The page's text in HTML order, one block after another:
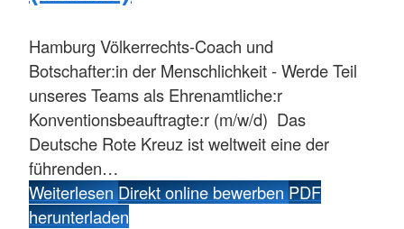
Hamburg Völkerrechts-Coach und
Botschafter:in der Menschlichkeit - Werde Teil
unseres Teams als Ehrenamtliche:r
Konventionsbeauftragte:r (m/w/d) Das
Deutsche Rote Kreuz ist weltweit eine der
führenden…
WeiterlesenDirekt online bewerbenPDF
herunterladen